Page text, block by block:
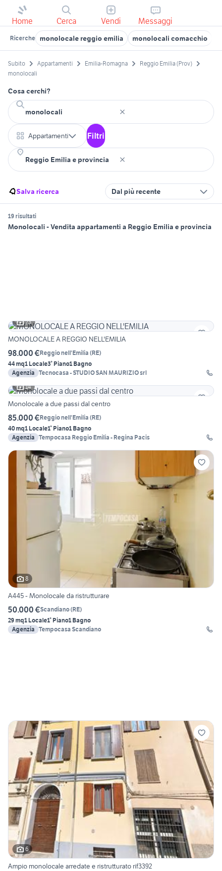
Home Cerca Vendi Messaggi
Ricerche monolocale reggio emilia monolocali comacchio
Subito Appartamenti Emilia-Romagna
Reggio Emilia (Prov)
monolocali
Cosa cerchi?
Appartamenti Filtri
Salva ricerca Dal più recente
19 risultati
Monolocali - Vendita appartamenti a Reggio Emilia e provincia
23
MONOLOCALE A REGGIO NELL'EMILIA
98.000 €Reggio nell'Emilia (RE)
44 mq1 Locale3° Piano1 Bagno
Agenzia Tecnocasa - STUDIO SAN MAURIZIO srl
14
Monolocale a due passi dal centro
85.000 €Reggio nell'Emilia (RE)
40 mq1 Locale1° Piano1 Bagno
Agenzia Tempocasa Reggio Emilia - Regina Pacis
8
A445 - Monolocale da ristrutturare
50.000 €Scandiano(RE)
29 mq1 Locale1° Piano1 Bagno
Agenzia Tempocasa Scandiano
6
Ampio monolocale arredate e ristrutturato rif3392